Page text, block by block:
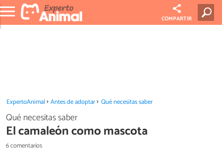
COMPARTIR
ExpertoAnimal Antes de adoptar Qué necesitas saber
Qué necesitas saber
El camaleón como mascota
6 comentarios